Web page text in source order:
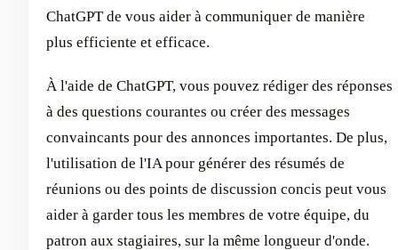
ChatGPT de vous aider à communiquer de manière
plus efficiente et efficace.
À l'aide de ChatGPT, vous pouvez rédiger des réponses
à des questions courantes ou créer des messages
convaincants pour des annonces importantes. De plus,
l'utilisation de l'IA pour générer des résumés de
réunions ou des points de discussion concis peut vous
aider à garder tous les membres de votre équipe, du
patron aux stagiaires, sur la même longueur d'onde.